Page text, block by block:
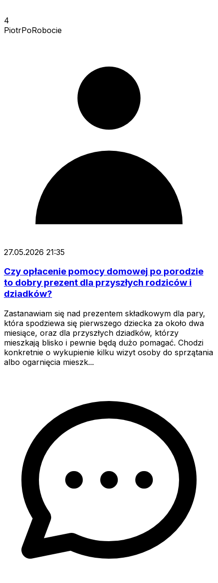
4
PiotrPoRobocie
27.05.2026 21:35
Czy opłacenie pomocy domowej po porodzie
to dobry prezent dla przyszłych rodziców i
dziadków?
Zastanawiam się nad prezentem składkowym dla pary,
która spodziewa się pierwszego dziecka za około dwa
miesiące, oraz dla przyszłych dziadków, którzy
mieszkają blisko i pewnie będą dużo pomagać. Chodzi
konkretnie o wykupienie kilku wizyt osoby do sprzątania
albo ogarnięcia mieszk...